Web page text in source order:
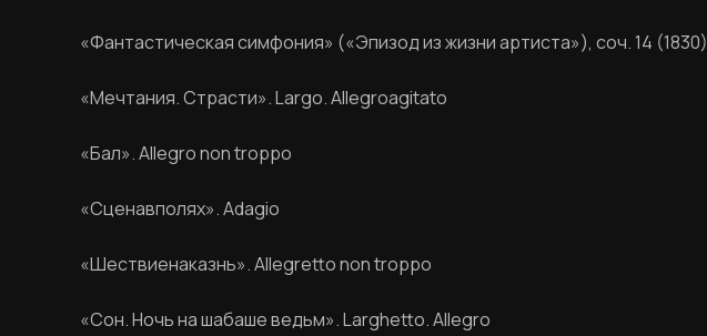
«Фантастическая симфония» («Эпизод из жизни артиста»), соч. 14 (1830)
«Мечтания. Страсти». Largo. Allegroagitato
«Бал». Allegro non troppo
«Сценавполях». Adagio
«Шествиенаказнь». Allegretto non troppo
«Сон. Ночь на шабаше ведьм». Larghetto. Allegro